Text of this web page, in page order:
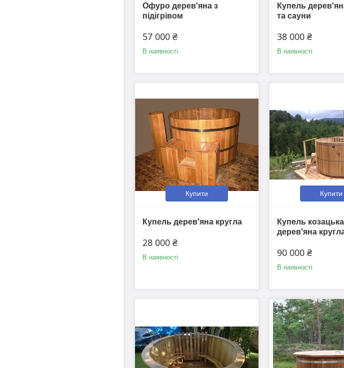
Офуро дерев'яна з
підігрівом
57 000 ₴
В наявності
Купель
та сауни
38 000 ₴
В наявності
Купити
Купель дерев'яна кругла
28 000 ₴
В наявності
Купити
Купель козацька
дерев'яна
90 000 ₴
В наявності